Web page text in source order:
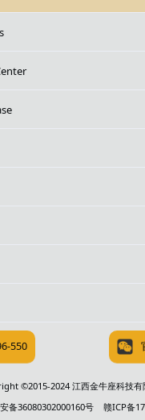
550
©2015-2024 江西金牛座科技有
备36080302000160号
赣ICP备